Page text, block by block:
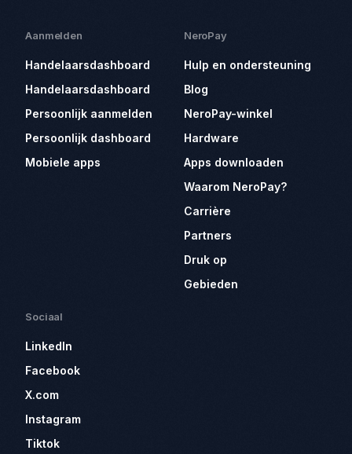
Aanmelden
Handelaarsdashboard
Handelaarsdashboard
Persoonlijk aanmelden
Persoonlijk dashboard
Mobiele apps
NeroPay
Hulp en ondersteuning
Blog
NeroPay-winkel
Hardware
Apps downloaden
Waarom NeroPay?
Carrière
Partners
Druk op
Gebieden
Sociaal
LinkedIn
Facebook
X.com
Instagram
Tiktok